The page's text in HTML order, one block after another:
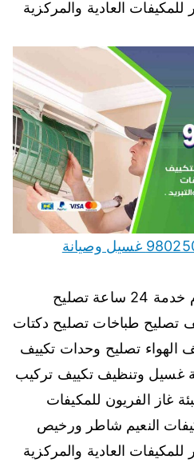
العادية والمركزية
تصليح مكيفات النعيم 98025055 غسيل وصيانة
تصليح مكيفات النعيم نقدم خدمة 24 ساعة تصليح
تصليح طباخات تصليح دكتات
تصليح وحدات تكييف
غسيل وتنظيف تكييف تركيب
غاز الفريون للمكيفات
النعيم شاطر ورخيص
العادية والمركزية